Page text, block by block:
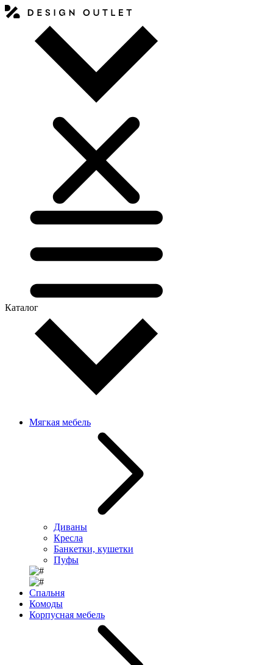
Каталог
Мягкая мебель
Диваны
Кресла
Банкетки, кушетки
Пуфы
Спальня
Комоды
Корпусная мебель